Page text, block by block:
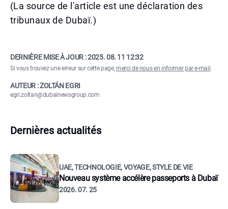
(La source de l'article est une déclaration des
tribunaux de Dubaï.)
DERNIÈRE MISE À JOUR :2025. 08. 11 12:32
Si vous trouvez une erreur sur cette page,merci de nous en informer par e-mail .
AUTEUR : ZOLTÁN EGRI
egri.zoltan@dubainewsgroup.com
Dernières actualités
UAE, TECHNOLOGIE, VOYAGE, STYLE DE VIE
Nouveau système accélère passeports à Dubaï
2026. 07. 25